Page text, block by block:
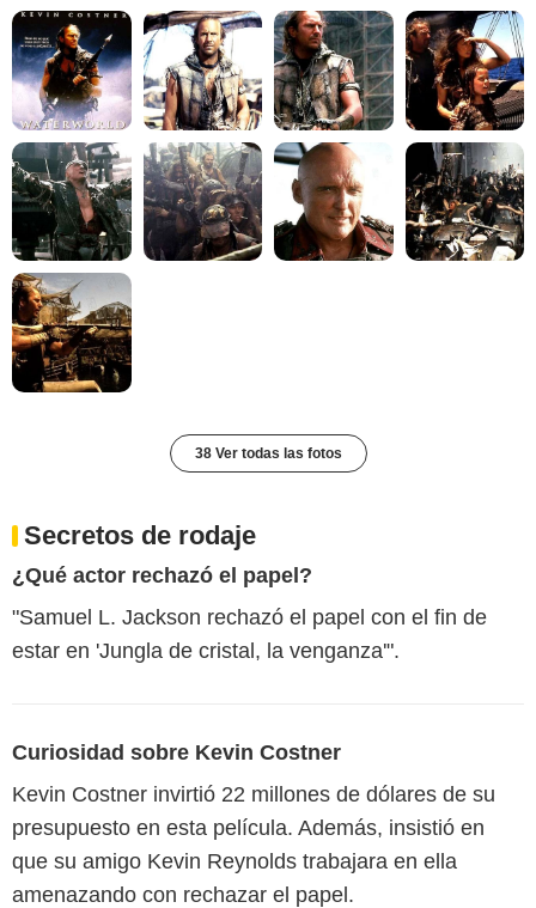
38 Ver todas las fotos
Secretos de rodaje
¿Qué actor rechazó el papel?
"Samuel L. Jackson rechazó el papel con el fin de
estar en 'Jungla de cristal, la venganza'".
Curiosidad sobre Kevin Costner
Kevin Costner invirtió 22 millones de dólares de su
presupuesto en esta película. Además, insistió en
que su amigo Kevin Reynolds trabajara en ella
amenazando con rechazar el papel.